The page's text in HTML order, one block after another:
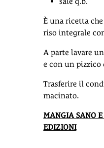
È una ricetta
riso integrale
A parte lavare
e con un pizzico
Trasferire il
macinato.
MANGIA SANO
EDIZIONI